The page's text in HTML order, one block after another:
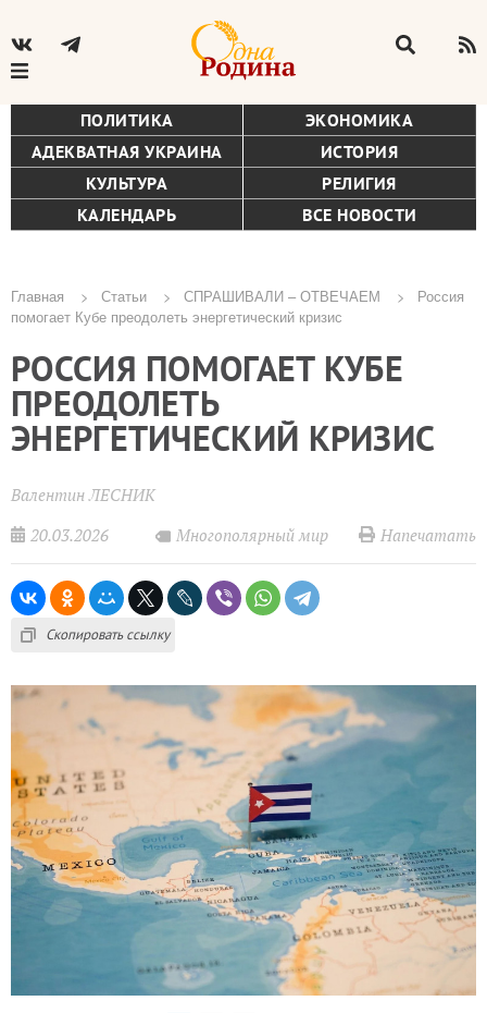
ПОЛИТИКА
ЭКОНОМИКА
АДЕКВАТНАЯ УКРАИНА
ИСТОРИЯ
КУЛЬТУРА
РЕЛИГИЯ
КАЛЕНДАРЬ
ВСЕ НОВОСТИ
Строка
навигации
Главная Статьи СПРАШИВАЛИ – ОТВЕЧАЕМ
Россия
помогает Кубе преодолеть энергетический кризис
РОССИЯ ПОМОГАЕТ КУБЕ
ПРЕОДОЛЕТЬ
ЭНЕРГЕТИЧЕСКИЙ КРИЗИС
Валентин ЛЕСНИК
20.03.2026
Многополярный мир Напечатать
Скопировать ссылку